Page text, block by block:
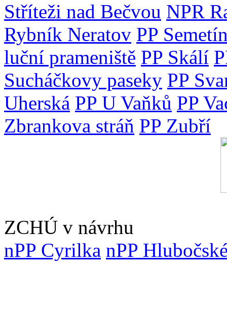
Stříteži nad Bečvou NPR
Rybník Neratov PP
luční prameniště PP Skálí
Sucháčkovy paseky PP
Uherská PP U Vaňků PP
Zbrankova stráň PP Zubří
ZCHÚ v návrhu
nPP Cyrilka nPP